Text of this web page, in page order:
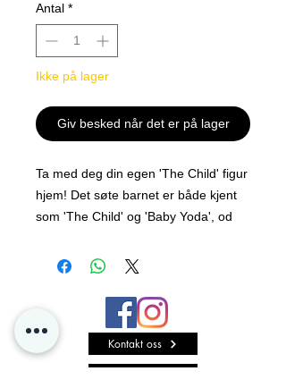
Antal *
Ikke på lager
Giv besked når det er på lager
Ta med deg din egen 'The Child' figur
hjem! Det søte barnet er både kjent
som 'The Child' og 'Baby Yoda', od
Designet er inspirert fra den
Mandalorian" og kommer med flere
artikulasjonspunkter for poserbar
moro.
Forestill deg at enhver dusørjeger i
Kontakt oss